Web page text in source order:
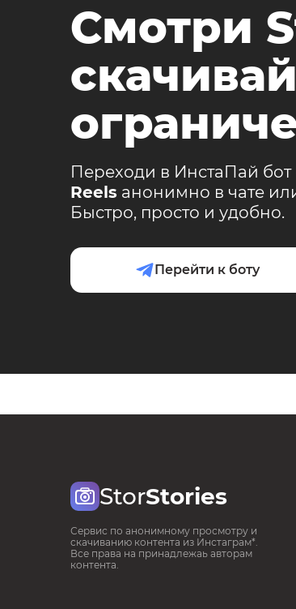
Смотри
Переходи в ИнстаПай
Reels анонимно в чате
Быстро, просто и удобно.
Перейти к боту
StorStories
Сервис по анонимному просмотру и
скачиванию контента из Инстаграм*.
Все права на принадлежаь авторам
контента.